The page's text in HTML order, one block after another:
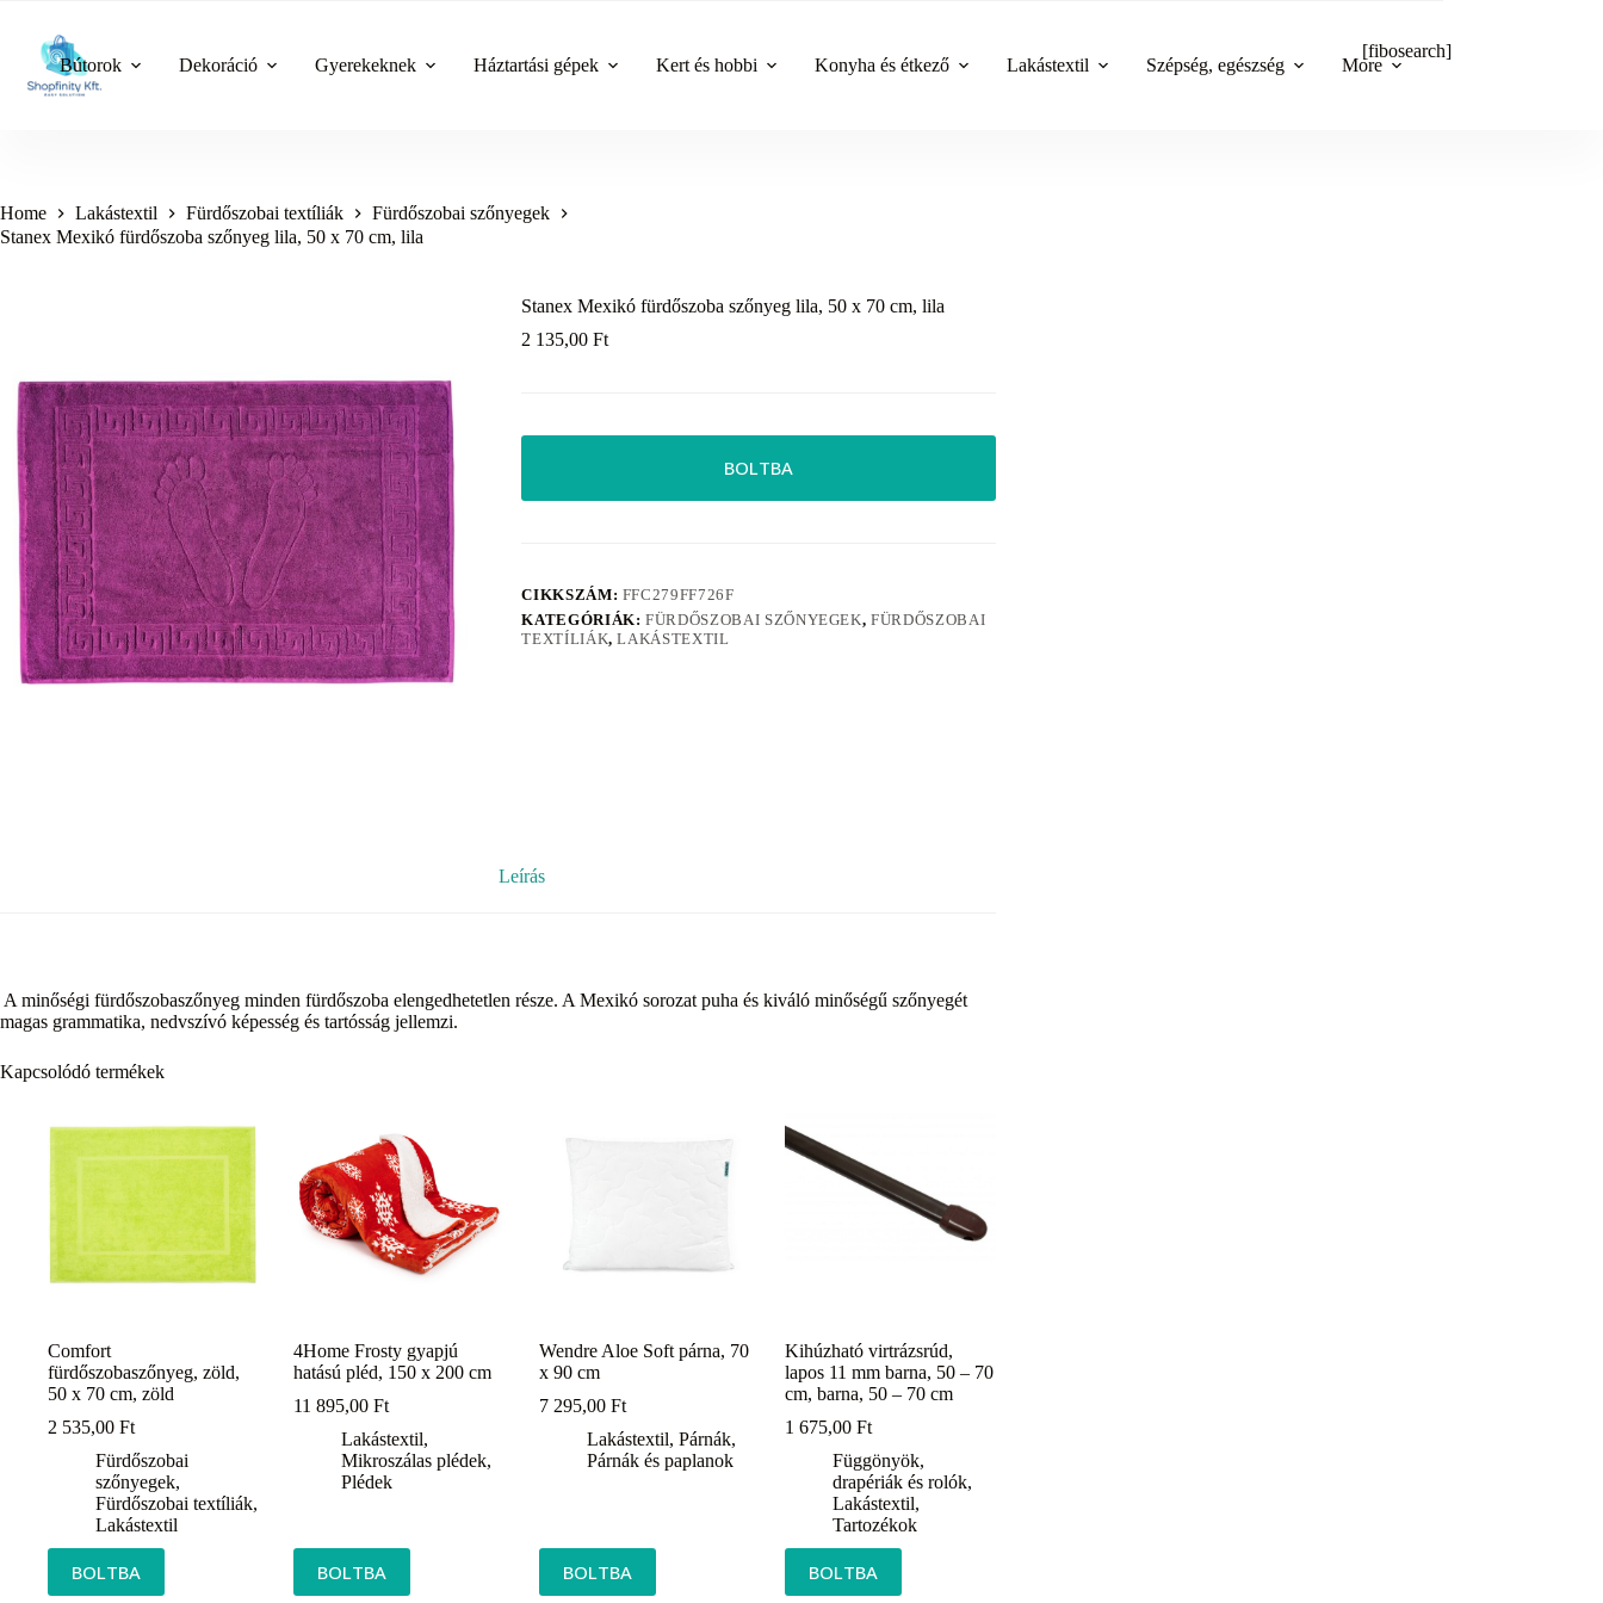
content
Bútorok Dekoráció Gyerekeknek Háztartási gépek Kert és hobbi Konyha és étkező Lakástextil Szépség, egészség More
[fibosearch]
Home Lakástextil Fürdőszobai textíliák
Fürdőszobai szőnyegek
Stanex Mexikó fürdőszoba szőnyeg lila, 50 x 70 cm, lila
Stanex Mexikó fürdőszoba szőnyeg lila, 50 x 70 cm, lila
2 135,00Ft
BOLTBA
CIKKSZÁM: FFC279FF726F
KATEGÓRIÁK:FÜRDŐSZOBAI SZŐNYEGEK,FÜRDŐSZOBAI
TEXTÍLIÁK,LAKÁSTEXTIL
Leírás
A minőségi fürdőszobaszőnyeg minden fürdőszoba elengedhetetlen része. A Mexikó sorozat puha és kiváló minőségű szőnyegét
magas grammatika, nedvszívó képesség és tartósság jellemzi.
Kapcsolódó termékek
Comfort
fürdőszobaszőnyeg, zöld,
50 x 70 cm, zöld
2 535,00 Ft
Fürdőszobai
szőnyegek,
Fürdőszobai textíliák,
Lakástextil
BOLTBA
4Home Frosty gyapjú
hatású pléd, 150 x 200 cm
11 895,00Ft
Lakástextil,
Mikroszálas plédek,
Plédek
BOLTBA
Wendre Aloe Soft párna, 70
x 90 cm
7 295,00Ft
Lakástextil,Párnák,
Párnák és paplanok
BOLTBA
Kihúzható virtrázsrúd,
lapos 11 mm barna, 50 – 70
cm, barna, 50 – 70 cm
1 675,00Ft
Függönyök,
drapériák és rolók,
Lakástextil,
Tartozékok
BOLTBA